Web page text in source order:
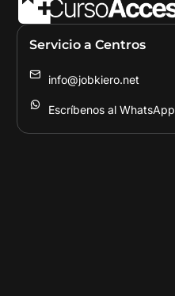
Servicio a Centros
info@jobkiero.net
Escríbenos al WhatsApp